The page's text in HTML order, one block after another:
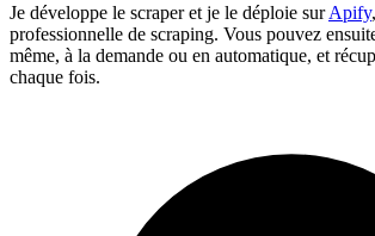
Je développe le scraper et je le déploie surApify
professionnelle de scraping. Vous pouvez
même, à la demande ou en automatique, et
chaque fois.